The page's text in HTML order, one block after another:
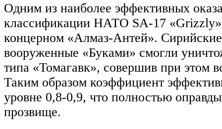
Одним из наиболее эффективных
классификации НАТО SA-17
концерном «Алмаз-Антей».
вооруженные «Буками» смогли
типа «Томагавк», совершив при этом
Таким образом коэффициент
уровне 0,8-0,9, что полностью
прозвище.